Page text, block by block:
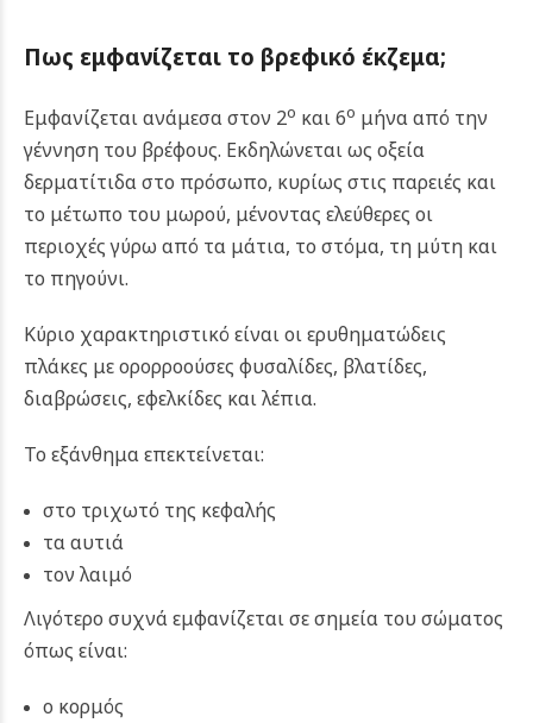
Πως εμφανίζεται το βρεφικό έκζεμα;
Εμφανίζεται ανάμεσα στον 2ο και 6ο μήνα από την
γέννηση του βρέφους. Εκδηλώνεται ως οξεία
δερματίτιδα στο πρόσωπο, κυρίως στις παρειές και
το μέτωπο του μωρού, μένοντας ελεύθερες οι
περιοχές γύρω από τα μάτια, το στόμα, τη μύτη και
το πηγούνι.
Κύριο χαρακτηριστικό είναι οι ερυθηματώδεις
πλάκες με ορορροούσες φυσαλίδες, βλατίδες,
διαβρώσεις, εφελκίδες και λέπια.
Το εξάνθημα επεκτείνεται:
στο τριχωτό της κεφαλής
τα αυτιά
τον λαιμό
Λιγότερο συχνά εμφανίζεται σε σημεία του σώματος
όπως είναι:
ο κορμός